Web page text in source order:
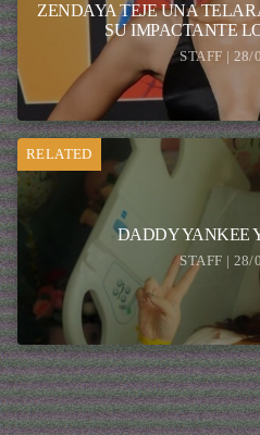
ZENDAYA TEJE UNA
SU IMPACTANTE
STAFF | 28/
RELATED
DADDY YANKEE
STAFF | 28/